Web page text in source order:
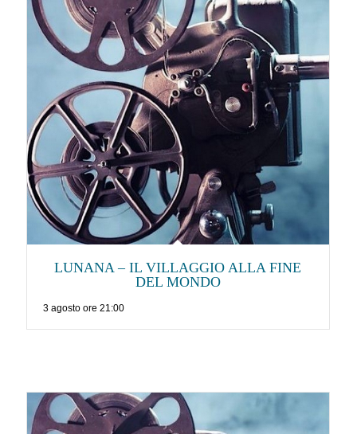
LUNANA – IL VILLAGGIO ALLA FINE
DEL MONDO
3 agosto ore 21:00